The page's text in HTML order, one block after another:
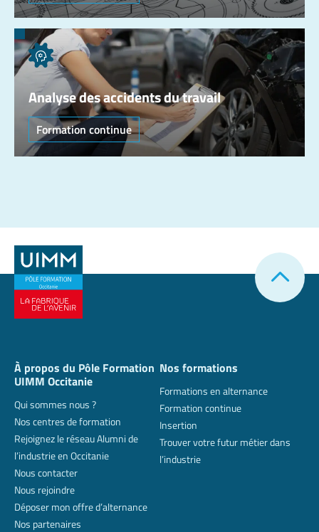
Analyse des accidents du travail
Formation continue
À propos du Pôle Formation
UIMM Occitanie
Qui sommes nous ?
Nos centres de formation
Rejoignez le réseau Alumni de
l’industrie en Occitanie
Nous contacter
Nous rejoindre
Déposer mon offre d’alternance
Nos partenaires
Nos formations
Formations en alternance
Formation continue
Insertion
Trouver votre futur métier dans
l’industrie